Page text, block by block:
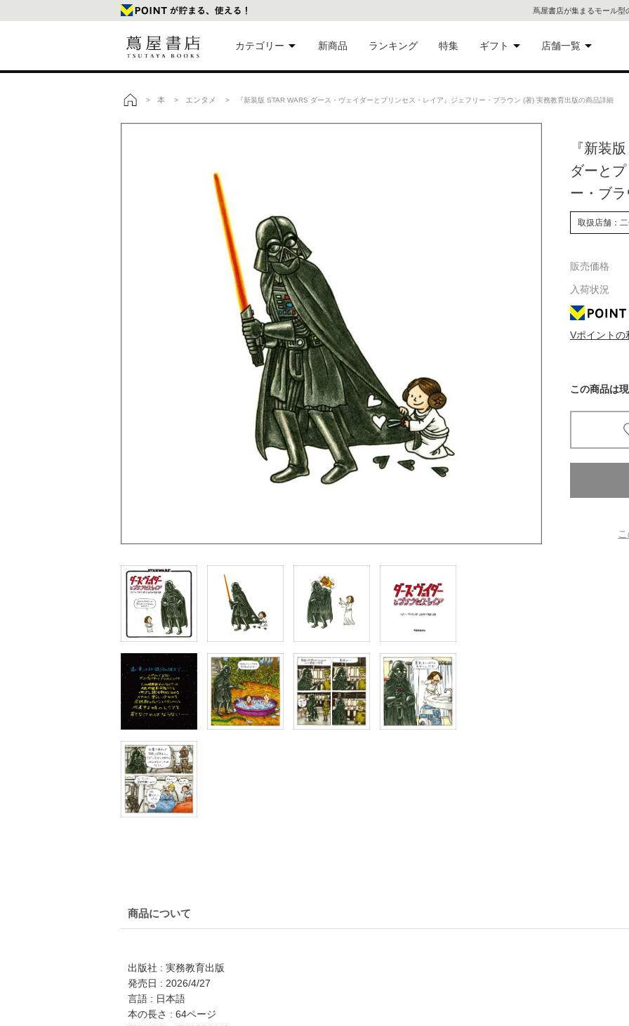
蔦屋書店が集まるモール型
カテゴリー
美術品
文具
雑貨
家電
食品
eギフト
新商品 ランキング 特集 ギフト
ギフトにおすすめ
店舗一覧
代官
屋書
銀座
屋書店
京都
> 本 > エンタメ > 『新装版 STAR WARS ダース・ヴェイダーとプリンセス・レイア』ジェフリー・ブラウン (著) 実務教育出版の商品詳細
『新装
ダーと
ー・ブ
取扱店舗：
販売価格
入荷状況
Vポイントの
この商品は
商品について
出版社 : 実務教育出版
発売日 : 2026/4/27
言語 : 日本語
本の長さ : 64ページ